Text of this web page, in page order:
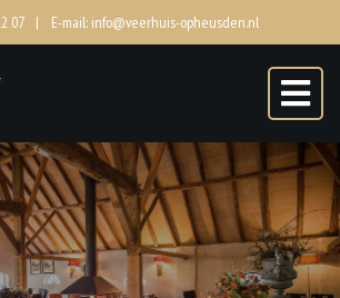
07 | E-mail: info@veerhuis-opheusden.nl